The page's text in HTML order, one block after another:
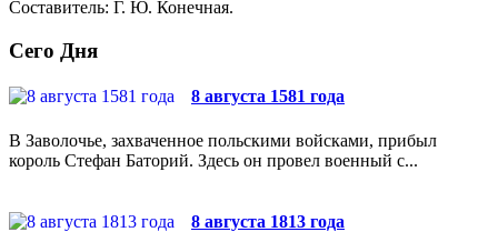
Составитель: Г. Ю. Конечная.
Сего Дня
8 августа 1581 года
В Заволочье, захваченное польскими войсками, прибыл
король Стефан Баторий. Здесь он провел военный с...
8 августа 1813 года